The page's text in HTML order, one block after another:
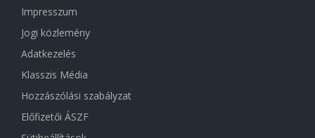
Impresszum
Jogi közlemény
Adatkezelés
Klasszis Média
Hozzászólási szabályzat
Előfizetői ÁSZF